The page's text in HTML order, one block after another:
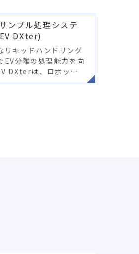
ンプル処理システ
DXter)
リキッドハンドリング
EV分離の処理能力を向
DXterは、ロボット
と高度なピペッティン